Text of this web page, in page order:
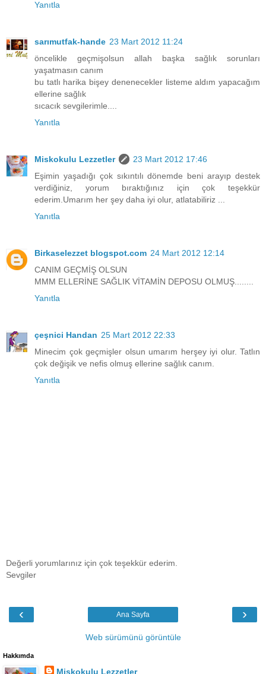
Yanıtla
sarımutfak-hande 23 Mart 2012 11:24
öncelikle geçmişolsun allah başka sağlık sorunları
yaşatmasın canım
bu tatlı harika bişey denenecekler listeme aldım yapacağım
ellerine sağlık
sıcacık sevgilerimle....
Yanıtla
Miskokulu Lezzetler
23 Mart 2012 17:46
Eşimin yaşadığı çok sıkıntılı dönemde beni arayıp destek
verdiğiniz, yorum bıraktığınız için çok teşekkür
ederim.Umarım her şey daha iyi olur, atlatabiliriz ...
Yanıtla
Birkaselezzet blogspot.com 24 Mart 2012 12:14
CANIM GEÇMİŞ OLSUN
MMM ELLERİNE SAĞLIK VİTAMİN DEPOSU OLMUŞ........
Yanıtla
çeşnici Handan 25 Mart 2012 22:33
Minecim çok geçmişler olsun umarım herşey iyi olur. Tatlın
çok değişik ve nefis olmuş ellerine sağlık canım.
Yanıtla
Değerli yorumlarınız için çok teşekkür ederim.
Sevgiler
‹ ›
Ana Sayfa
Web sürümünü görüntüle
Hakkımda
Miskokulu Lezzetler